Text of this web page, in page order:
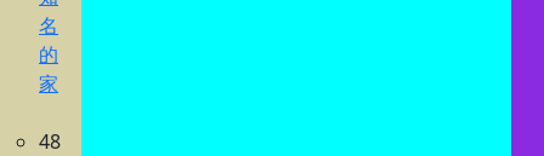
名
的
家
48